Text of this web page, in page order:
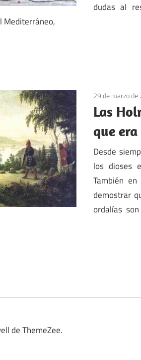
dudas al
Mediterráneo,
29 de marzo
Las
que
Desde
los dioses
También
demostrar
ordalías
de ThemeZee.